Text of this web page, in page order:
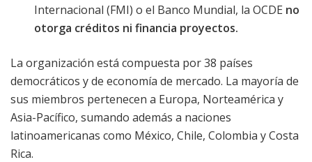
Internacional (FMI) o el Banco Mundial, la OCDE no
otorga créditos ni financia proyectos.
La organización está compuesta por 38 países
democráticos y de economía de mercado. La mayoría de
sus miembros pertenecen a Europa, Norteamérica y
Asia-Pacífico, sumando además a naciones
latinoamericanas como México, Chile, Colombia y Costa
Rica.